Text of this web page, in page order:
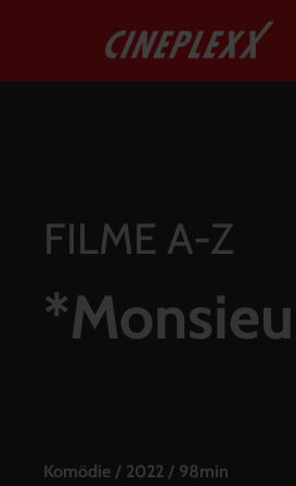
FILME A-Z
Komödie / 2022 / 98min